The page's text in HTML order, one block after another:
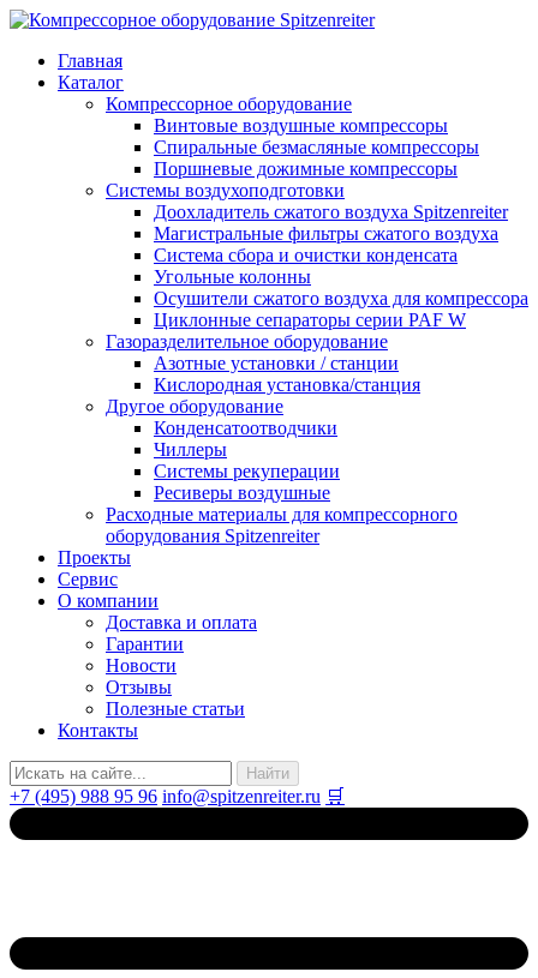
Главная
Каталог
Компрессорное оборудование
Винтовые воздушные компрессоры
Спиральные безмасляные компрессоры
Поршневые дожимные компрессоры
Системы воздухоподготовки
Доохладитель сжатого воздуха Spitzenreiter
Магистральные фильтры сжатого воздуха
Система сбора и очистки конденсата
Угольные колонны
Осушители сжатого воздуха для компрессора
Циклонные сепараторы серии PAF W
Газоразделительное оборудование
Азотные установки / станции
Кислородная установка/станция
Другое оборудование
Конденсатоотводчики
Чиллеры
Системы рекуперации
Ресиверы воздушные
Расходные материалы для компрессорного
оборудования Spitzenreiter
Проекты
Сервис
О компании
Доставка и оплата
Гарантии
Новости
Отзывы
Полезные статьи
Контакты
+7 (495) 988 95 96 info@spitzenreiter.ru 🛒